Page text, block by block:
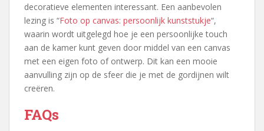
decoratieve elementen interessant. Een aanbevolen
lezing is “Foto op canvas: persoonlijk kunststukje“,
waarin wordt uitgelegd hoe je een persoonlijke touch
aan de kamer kunt geven door middel van een canvas
met een eigen foto of ontwerp. Dit kan een mooie
aanvulling zijn op de sfeer die je met de gordijnen wilt
creëren.
FAQs